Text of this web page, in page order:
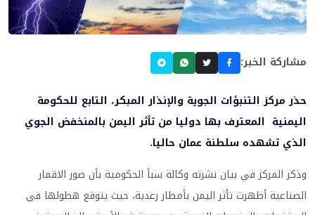
مشاركة الخبر:
حذر مركز التنبؤات الجوية والإنذار المبكر، التابع للحكومة
اليمنية المعترف بها دوليا من تأثر اليمن بالمنخفض الجوي
الذي تشهده سلطنة عمان حاليا.
وذكر المركز في بيان نشرته وكالة سبأ الحكومية بأن صور الاقمار
الصناعية أظهرت تأثر اليمن بأمطار رعدية، حيث يتوقع هطولها في